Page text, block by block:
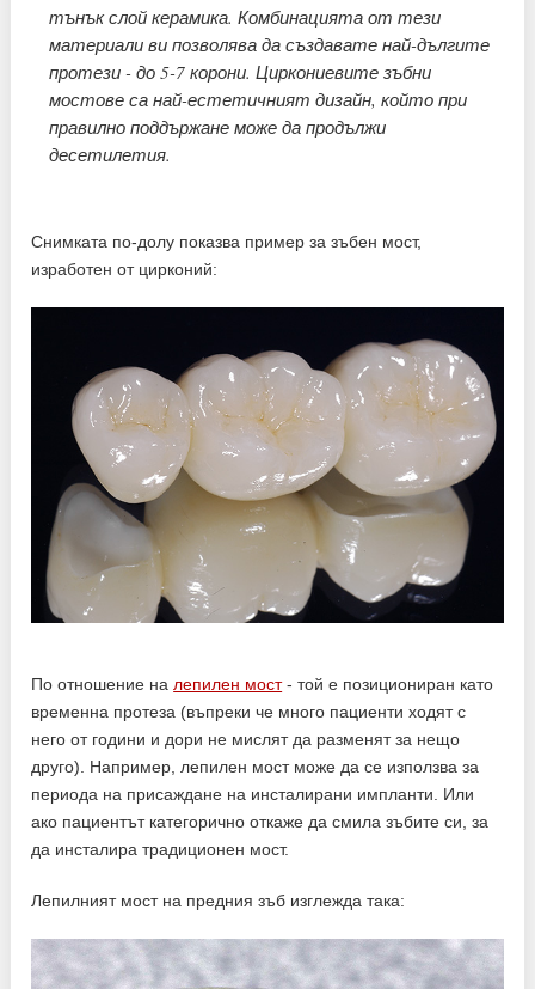
тънък слой керамика. Комбинацията от тези
материали ви позволява да създавате най-дългите
протези - до 5-7 корони. Циркониевите зъбни
мостове са най-естетичният дизайн, който при
правилно поддържане може да продължи
десетилетия.
Снимката по-долу показва пример за зъбен мост,
изработен от цирконий:
По отношение налепилен мост- той е позициониран като
временна протеза (въпреки че много пациенти ходят с
него от години и дори не мислят да разменят за нещо
друго). Например, лепилен мост може да се използва за
периода на присаждане на инсталирани импланти. Или
ако пациентът категорично откаже да смила зъбите си, за
да инсталира традиционен мост.
Лепилният мост на предния зъб изглежда така: